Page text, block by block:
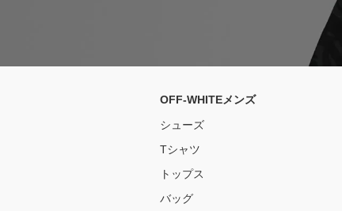
OFF-WHITEメンズ
シューズ
Tシャツ
トップス
バッグ